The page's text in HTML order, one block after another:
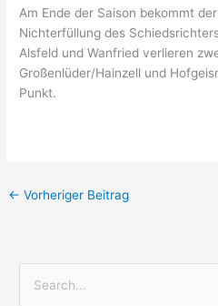
Am Ende der Saison bekommt
Nichterfüllung des
Alsfeld und Wanfried verlieren
Großenlüder/Hainzell und
Punkt.
← Vorheriger Beitrag